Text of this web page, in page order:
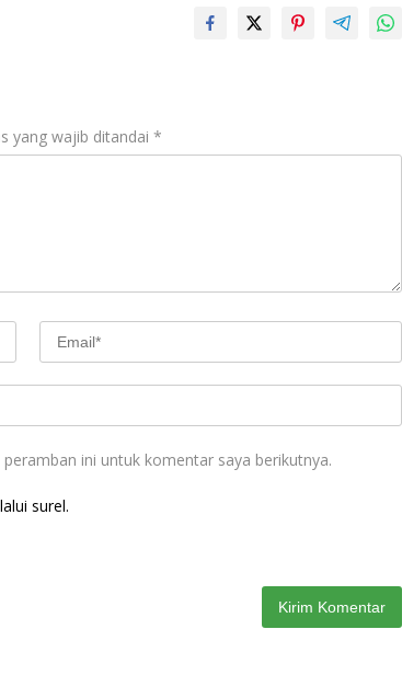
yang wajib ditandai *
ini untuk komentar saya berikutnya.
surel.